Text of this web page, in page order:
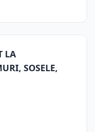
LA
SOSELE,